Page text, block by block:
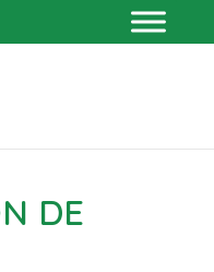
DE